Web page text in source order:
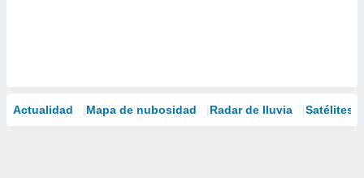
Actualidad Mapa de nubosidad Radar de lluvia Satélites